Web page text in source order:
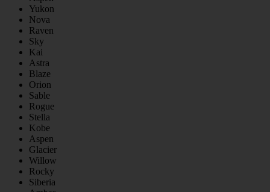
Yukon
Nova
Raven
Sky
Kai
Astra
Blaze
Orion
Sable
Rogue
Stella
Kobe
Aspen
Glacier
Willow
Rocky
Siberia